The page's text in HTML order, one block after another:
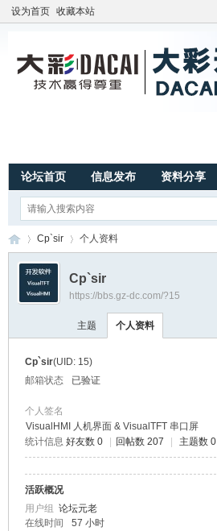
设为首页 收藏本站
论坛首页 信息发布 资料分享
›
Cp`sir 个人资料
Cp`sir
https://bbs.gz-dc.com/?15
主题 个人资料
Cp`sir(UID: 15)
邮箱状态
已验证
个人签名
VisualHMI 人机界面 & VisualTFT 串口屏
统计信息 好友数 0 回帖数 207 主题数 0
活跃概况
用户组 论坛元老
在线时间
57 小时